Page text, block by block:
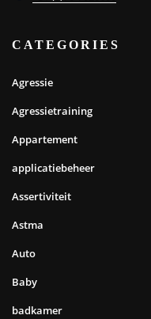
CATEGORIES
Agressie
Agressietraining
Appartement
applicatiebeheer
Assertiviteit
Astma
Auto
Baby
badkamer